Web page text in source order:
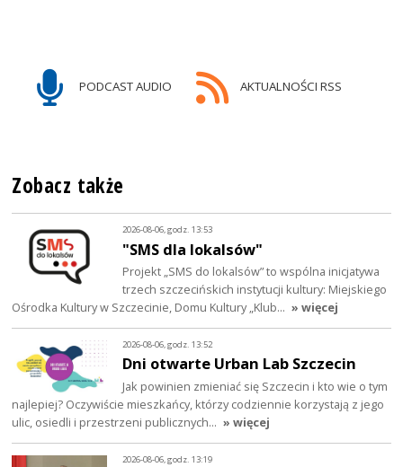
PODCAST AUDIO AKTUALNOŚCI RSS
Zobacz także
2026-08-06, godz. 13:53
"SMS dla lokalsów"
Projekt „SMS do lokalsów” to wspólna inicjatywa
trzech szczecińskich instytucji kultury: Miejskiego
Ośrodka Kultury w Szczecinie, Domu Kultury „Klub… » więcej
2026-08-06, godz. 13:52
Dni otwarte Urban Lab Szczecin
Jak powinien zmieniać się Szczecin i kto wie o tym
najlepiej? Oczywiście mieszkańcy, którzy codziennie korzystają z jego
ulic, osiedli i przestrzeni publicznych… » więcej
2026-08-06, godz. 13:19